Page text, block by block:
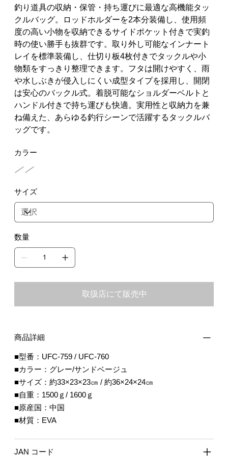
釣り道具の収納・保管・持ち運びに最適な高機能タッ
クルバッグ。ロッドホルダーを2本分装備し、使用頻
度の高い小物を収納できるサイドポケット付きで実釣
時の使い勝手も抜群です。取り外し可能なインナート
レイを標準装備し、仕切り板4枚付きでタックルや小
物類をすっきり整理できます。フタは開けやすく、雨
や水しぶきが侵入しにくい成型タイプを採用し、開閉
は安心のバックル式。着脱可能なショルダーベルトと
ハンドル付きで持ち運びも快適。実用性と収納力を兼
ね備えた、あらゆる釣行シーンで活躍するタックルバ
ッグです。
カラー
サイズ
数量
取扱店にて販売中
商品詳細
■型番：UFC-759 / UFC-760
■カラー：グレー/サンドベージュ
■サイズ：約33×23×23㎝ / 約36×24×24㎝
■自重：1500ｇ/ 1600ｇ
■原産国：中国
■材質：EVA
JAN コード